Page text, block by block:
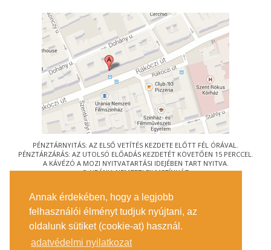
Annak érdekében, hogy a legjobb
felhasználói élményt tudjuk nyújtani, az
oldalunk sütiket (cookie-at) használ.
adatvédelmi nyilatkozat
PÉNZTÁRNYITÁS: AZ ELSŐ VETÍTÉS KEZDETE ELŐTT FÉL ÓRÁVAL.
PÉNZTÁRZÁRÁS: AZ UTOLSÓ ELŐADÁS KEZDETÉT KÖVETŐEN 15 PERCCEL.
A KÁVÉZÓ A MOZI NYITVATARTÁSI IDEJÉBEN TART NYITVA.
© URÁNIA NEMZETI FILMSZÍNHÁZ
1088 BUDAPEST, RÁKÓCZI ÚT 21.
MEGKÖZELÍTÉS
JEGYINFORMÁCIÓ
ÍRJON NEKÜNK!